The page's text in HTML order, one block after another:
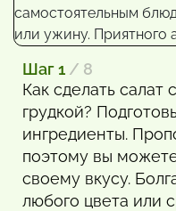
Шаг 1 / 8
Как сделать салат
грудкой?
ингредиенты.
поэтому вы
своему вкусу.
любого цвета или